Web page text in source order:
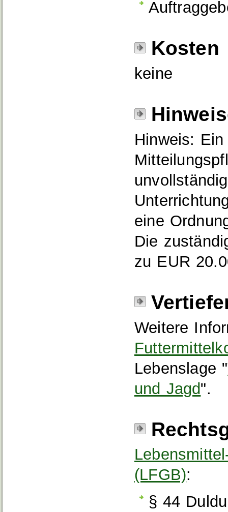
Kosten
keine
Hinweis:
eine
Die
zu EUR
Weitere
Lebenslage "
und Jagd".
(LFGB):
§ 44